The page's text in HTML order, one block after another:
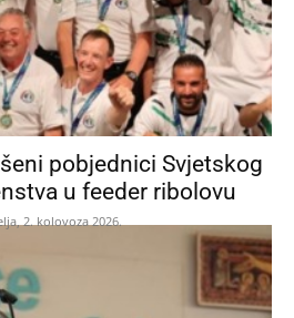
pobjednici Svjetskog
u feeder ribolovu
2. kolovoza 2026.